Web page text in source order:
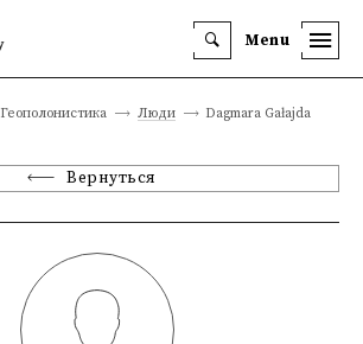
Menu
Геополонистика Люди Dagmara Gałajda
Вернуться